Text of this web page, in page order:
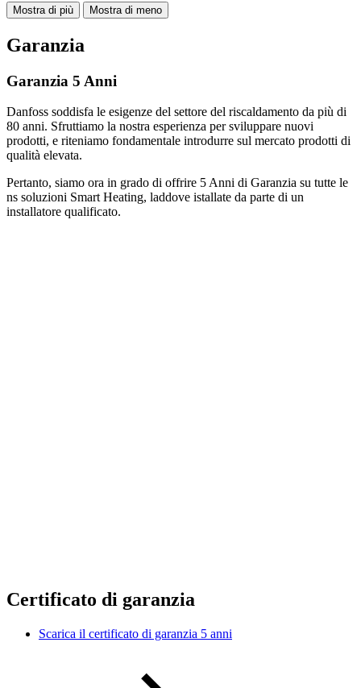
Mostra di più Mostra di meno
Garanzia
Garanzia 5 Anni
Danfoss soddisfa le esigenze del settore del riscaldamento da più di
80 anni. Sfruttiamo la nostra esperienza per sviluppare nuovi
prodotti, e riteniamo fondamentale introdurre sul mercato prodotti di
qualità elevata.
Pertanto, siamo ora in grado di offrire 5 Anni di Garanzia su tutte le
ns soluzioni Smart Heating, laddove istallate da parte di un
installatore qualificato.
Certificato di garanzia
Scarica il certificato di garanzia 5 anni